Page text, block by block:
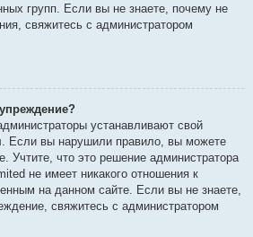
групп. Если вы не знаете, почему не
свяжитесь с администратором
устанавливают свой
Если вы нарушили правило, вы можете
Учтите, что это решение администратора
не имеет никакого отношения к
на данном сайте. Если вы не знаете,
свяжитесь с администратором